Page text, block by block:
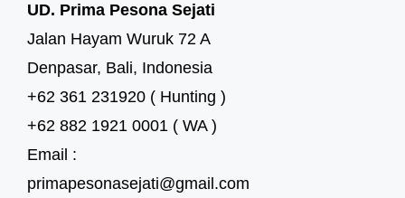
UD. Prima Pesona Sejati
Jalan Hayam Wuruk 72 A
Denpasar, Bali, Indonesia
+62 361 231920 ( Hunting )
+62 882 1921 0001 ( WA )
Email :
primapesonasejati@gmail.com